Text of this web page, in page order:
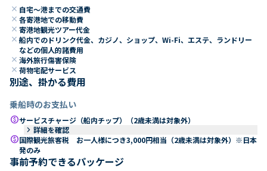
close 自宅～港までの交通費
close 各寄港地での移動費
close 寄港地観光ツアー代金
close 船内でのドリンク代金、カジノ、ショップ、Wi-Fi、エステ、ランドリー
などの個人的諸費用
close 海外旅行傷害保険
close 荷物宅配サービス
別途、掛かる費用
乗船時のお支払い
paidサービスチャージ（船内チップ）（2歳未満は対象外）
keyboard_arrow_right 詳細を確認
paid国際観光旅客税 お一人様につき3,000円相当（2歳未満は対象外）※日本
発のみ
事前予約できるパッケージ